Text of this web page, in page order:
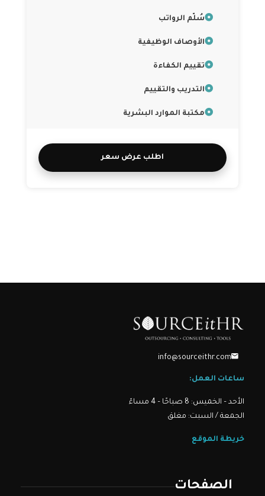
سُلّم الرواتب
الأوصاف الوظيفية
تقييم الكفاءة
التدريب والتقييم
مكتبة الموارد البشرية
اطلب عرض سعر
info@sourceithr.com
ساعات العمل:
الأحد – الخميس: 8 صباحًا – 4 مساءً
الجمعة / السبت: مغلق
خريطة الموقع
الصفحات